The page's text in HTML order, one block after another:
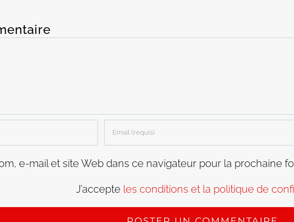
e-mail et site Web dans ce navigateur pour la prochaine
J’accepte les conditions et la politique de